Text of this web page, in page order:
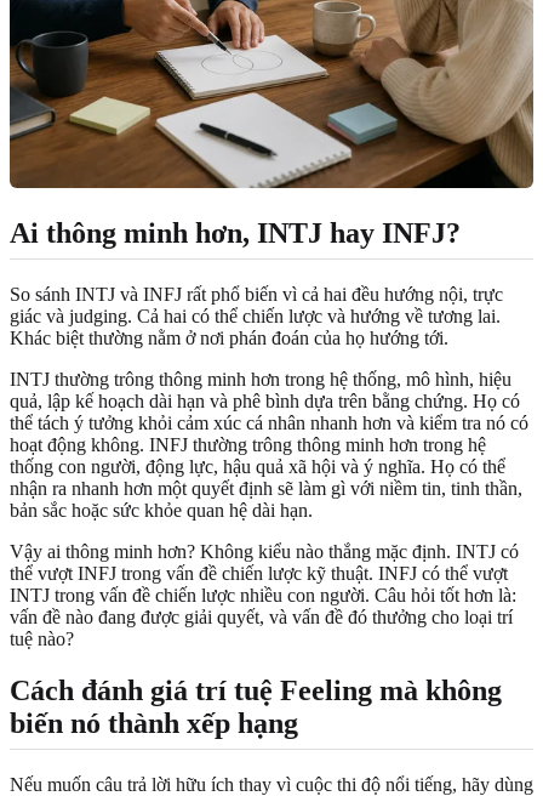
Ai thông minh hơn, INTJ hay INFJ?
So sánh INTJ và INFJ rất phổ biến vì cả hai đều hướng nội, trực
giác và judging. Cả hai có thể chiến lược và hướng về tương lai.
Khác biệt thường nằm ở nơi phán đoán của họ hướng tới.
INTJ thường trông thông minh hơn trong hệ thống, mô hình, hiệu
quả, lập kế hoạch dài hạn và phê bình dựa trên bằng chứng. Họ có
thể tách ý tưởng khỏi cảm xúc cá nhân nhanh hơn và kiểm tra nó có
hoạt động không. INFJ thường trông thông minh hơn trong hệ
thống con người, động lực, hậu quả xã hội và ý nghĩa. Họ có thể
nhận ra nhanh hơn một quyết định sẽ làm gì với niềm tin, tinh thần,
bản sắc hoặc sức khỏe quan hệ dài hạn.
Vậy ai thông minh hơn? Không kiểu nào thắng mặc định. INTJ có
thể vượt INFJ trong vấn đề chiến lược kỹ thuật. INFJ có thể vượt
INTJ trong vấn đề chiến lược nhiều con người. Câu hỏi tốt hơn là:
vấn đề nào đang được giải quyết, và vấn đề đó thưởng cho loại trí
tuệ nào?
Cách đánh giá trí tuệ Feeling mà không
biến nó thành xếp hạng
Nếu muốn câu trả lời hữu ích thay vì cuộc thi độ nổi tiếng, hãy dùng